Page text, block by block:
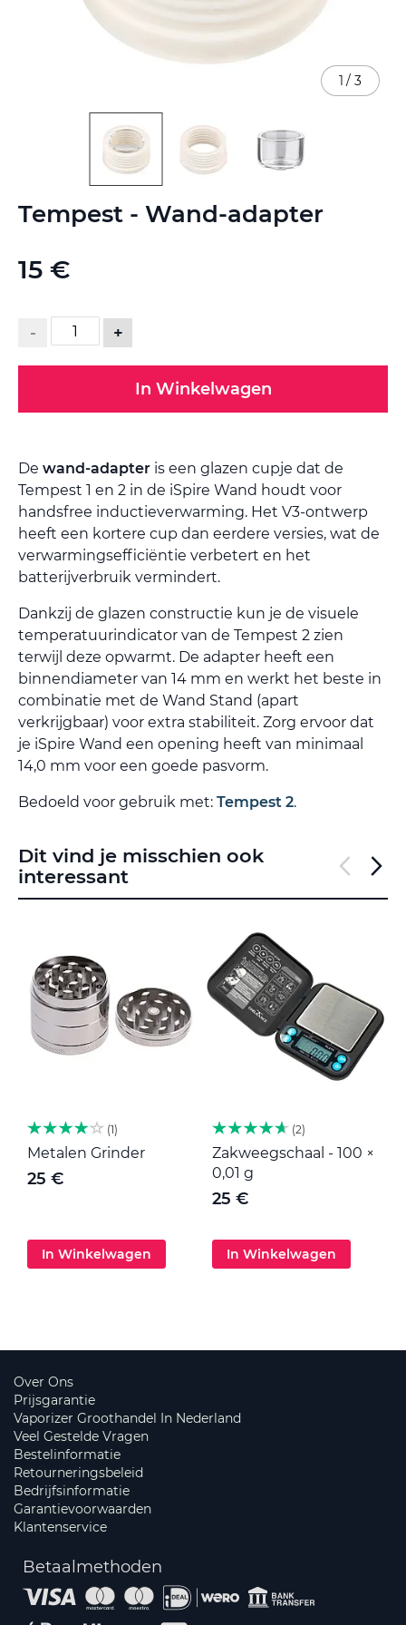
Tempest - Wand-adapter
15 €
- +
In Winkelwagen
De wand-adapter is een glazen cupje dat de
Tempest 1 en 2 in de iSpire Wand houdt voor
handsfree inductieverwarming. Het V3-ontwerp
heeft een kortere cup dan eerdere versies, wat de
verwarmingsefficiëntie verbetert en het
batterijverbruik vermindert.
Dankzij de glazen constructie kun je de visuele
temperatuurindicator van de Tempest 2 zien
terwijl deze opwarmt. De adapter heeft een
binnendiameter van 14 mm en werkt het beste in
combinatie met de Wand Stand (apart
verkrijgbaar) voor extra stabiliteit. Zorg ervoor dat
je iSpire Wand een opening heeft van minimaal
14,0 mm voor een goede pasvorm.
Bedoeld voor gebruik met: Tempest 2.
1 / 3
naar
van
gallerij
Dit vind je misschien ook
interessant
1
Metalen Grinder
25 €
In Winkelwagen
2
Zakweegschaal - 100 ×
0,01 g
25 €
In Winkelwagen
Over Ons
Prijsgarantie
Vaporizer Groothandel In Nederland
Veel Gestelde Vragen
Bestelinformatie
Retourneringsbeleid
Bedrijfsinformatie
Garantievoorwaarden
Klantenservice
Betaalmethoden